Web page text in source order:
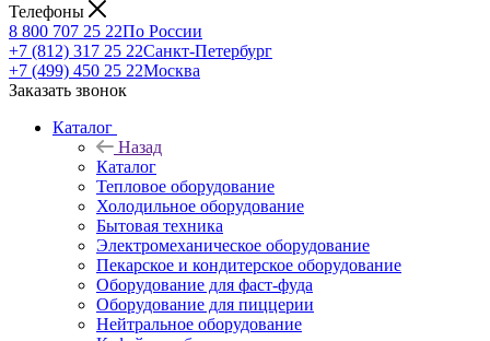
Телефоны
8 800 707 25 22По России
+7 (812) 317 25 22Санкт-Петербург
+7 (499) 450 25 22Москва
Заказать звонок
Каталог
Назад
Каталог
Тепловое оборудование
Холодильное оборудование
Бытовая техника
Электромеханическое оборудование
Пекарское и кондитерское оборудование
Оборудование для фаст-фуда
Оборудование для пиццерии
Нейтральное оборудование